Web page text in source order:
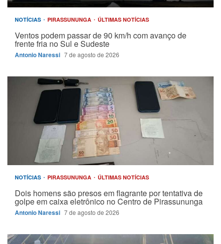
NOTÍCIAS PIRASSUNUNGA ÚLTIMAS NOTÍCIAS
Ventos podem passar de 90 km/h com avanço de
frente fria no Sul e Sudeste
Antonio Naressi 7 de agosto de 2026
NOTÍCIAS PIRASSUNUNGA ÚLTIMAS NOTÍCIAS
Dois homens são presos em flagrante por tentativa de
golpe em caixa eletrônico no Centro de Pirassununga
Antonio Naressi 7 de agosto de 2026